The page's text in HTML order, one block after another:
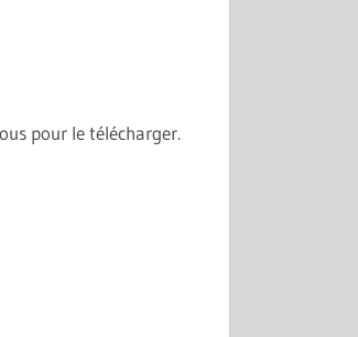
pour le télécharger.